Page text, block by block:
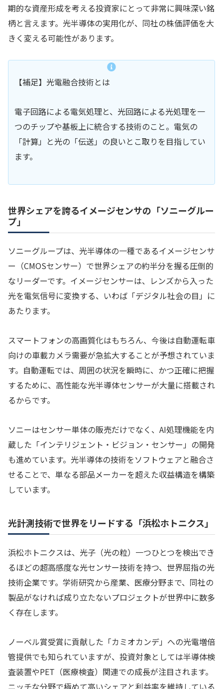
期的な資産形成を考える投資家にとって非常に興味深い銘
柄と言えます。光半導体の実用化が、同社の株価評価を大
きく変える可能性があります。
【補足】光電融合技術とは
電子回路による電気処理と、光回路による光処理を一
つのチップや基板上に統合する技術のこと。電気の
「計算」と光の「伝送」の良いとこ取りを目指してい
ます。
世界シェアを誇るイメージセンサの「ソニーグルー
プ」
ソニーグループは、光半導体の一種であるイメージセンサ
ー（CMOSセンサー）で世界シェアの約半分を握る圧倒的
なリーダーです。イメージセンサーは、レンズから入った
光を電気信号に変換する、いわば「デジタル社会の目」に
あたります。
スマートフォンの高画質化はもちろん、今後は自動運転車
向けの車載カメラ需要が急拡大することが予想されていま
す。自動運転では、周囲の状況を瞬時に、かつ正確に把握
するために、高性能な光半導体センサーが大量に搭載され
るからです。
ソニーはセンサー単体の販売だけでなく、AI処理機能を内
蔵した「インテリジェント・ビジョン・センサー」の開発
も進めています。光半導体の技術をソフトウェアと融合さ
せることで、単なる部品メーカーを超えた収益構造を構築
しています。
光計測技術で世界をリードする「浜松ホトニクス」
浜松ホトニクスは、光子（光の粒）一つひとつを検出でき
るほどの超高感度な光センサー技術を持つ、世界屈指の光
技術企業です。学術研究から産業、医療分野まで、同社の
製品がなければ成り立たないプロジェクトが世界中に数多
く存在します。
ノーベル賞受賞に貢献した「カミオカンデ」への光電増倍
管提供でも知られていますが、投資対象としては半導体検
査装置やPET（医療検査）関連での成長が注目されます。
ニッチな分野で極めて高いシェアと利益率を維持している